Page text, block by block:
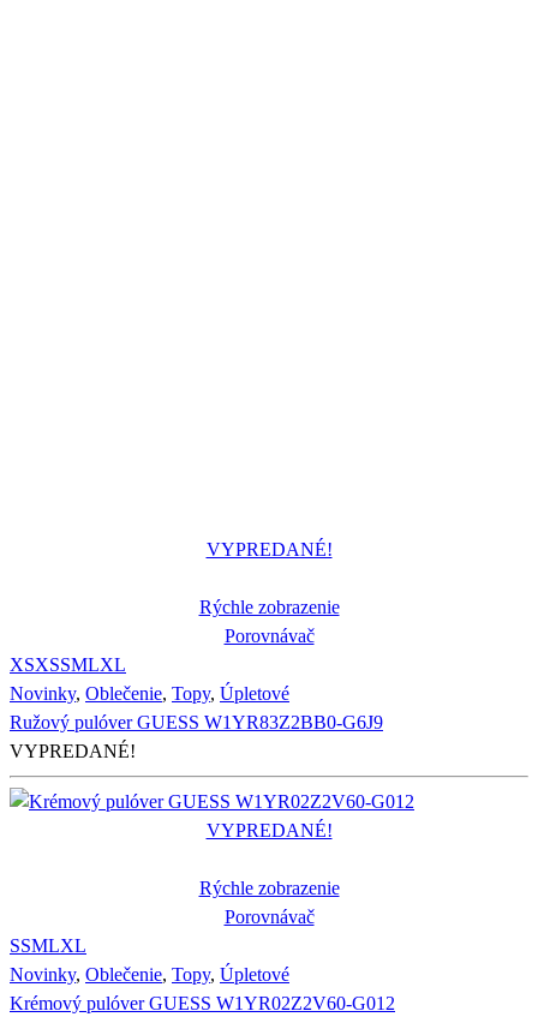
VYPREDANÉ!
Rýchle zobrazenie
Porovnávač
XSXSSMLXL
Novinky, Oblečenie, Topy, Úpletové
Ružový pulóver GUESS W1YR83Z2BB0-G6J9
VYPREDANÉ!
VYPREDANÉ!
Rýchle zobrazenie
Porovnávač
SSMLXL
Novinky, Oblečenie, Topy, Úpletové
Krémový pulóver GUESS W1YR02Z2V60-G012